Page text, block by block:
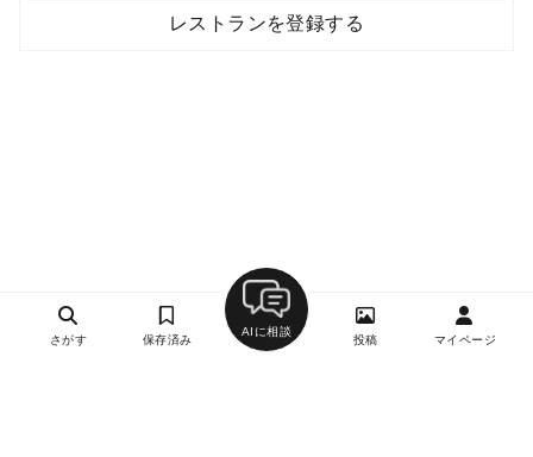
レストランを登録する
さがす 保存済み
AIに相談
投稿 マイページ